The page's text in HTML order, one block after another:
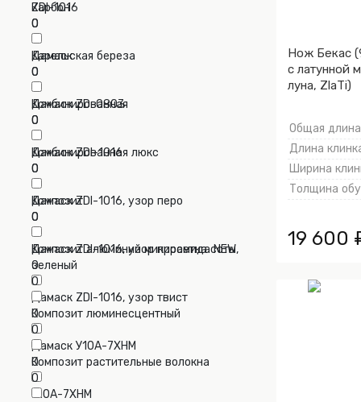
ZDI-1016
0
Дамаск
0
Дамаск ZD-0803
0
Дамаск ZDI-1016
0
Дамаск ZDI-1016, узор перо
0
Дамаск ZDI-1016, узор пирамида NEW
0
Дамаск ZDI-1016, узор твист
0
Дамаск У10А-7ХНМ
0
У10А-7ХНМ
Карбон
0
Карельская береза
0
Комбинированная
0
Комбинированная люкс
0
Композит
0
Композит алюминий микросетка соты,
зеленый
0
Композит люминесцентный
0
Композит растительные волокна
0
Нож Бекас
с латунной
луна, ZlaTi)
Общая
Длина
Ширина
Толщина
19 600